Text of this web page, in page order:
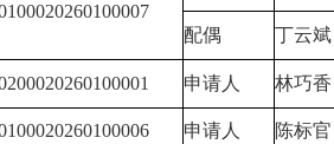
配偶
丁云斌
申请人 林巧香
申请人 陈标官